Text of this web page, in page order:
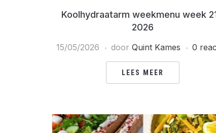
Koolhydraatarm weekmenu week
2026
15/05/2026 door Quint Kames 0
LEES MEER